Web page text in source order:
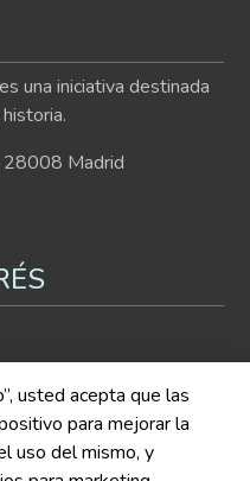
una iniciativa destinada
28008 Madrid
usted acepta que las
para mejorar la
uso del mismo, y